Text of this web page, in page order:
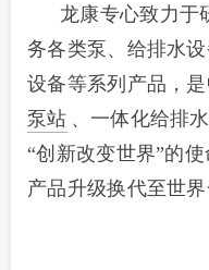
龙康专心致力于
务各类泵、给排水
设备等系列产品，
泵站 、一体化给排
“创新改变世界”的
产品升级换代至世界